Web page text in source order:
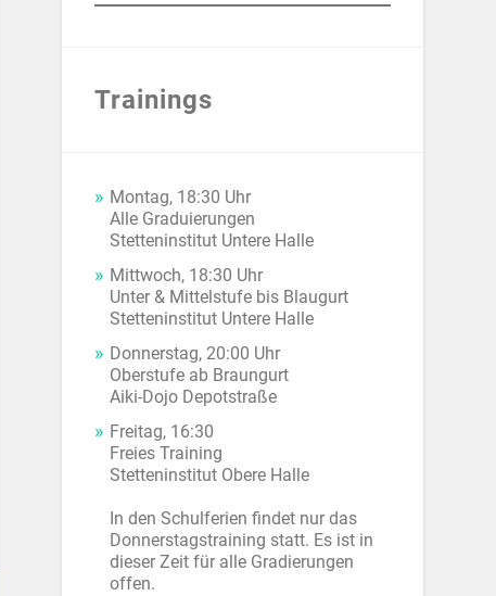
Trainings
Montag, 18:30 Uhr
Alle Graduierungen
Stetteninstitut Untere Halle
Mittwoch, 18:30 Uhr
Unter & Mittelstufe bis Blaugurt
Stetteninstitut Untere Halle
Donnerstag, 20:00 Uhr
Oberstufe ab Braungurt
Aiki-Dojo Depotstraße
Freitag, 16:30
Freies Training
Stetteninstitut Obere Halle
In den Schulferien findet nur das
Donnerstagstraining statt. Es ist in
dieser Zeit für alle Gradierungen
offen.